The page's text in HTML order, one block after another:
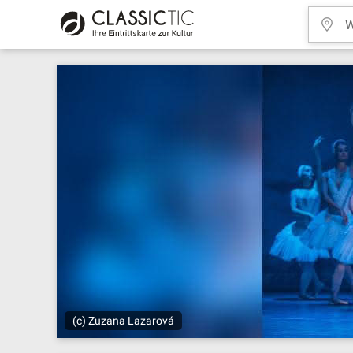
(c) Zuzana Lazarová